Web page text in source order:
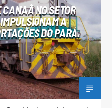
NO SETOR
A
DO PARÁ.